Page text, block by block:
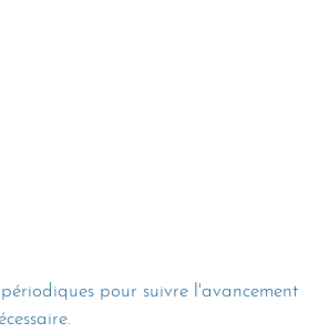
pour suivre l'avancement